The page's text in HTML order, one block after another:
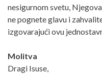
nesigurnom svetu,
ne pognete glavu i
izgovarajući ovu
Molitva
Dragi Isuse,